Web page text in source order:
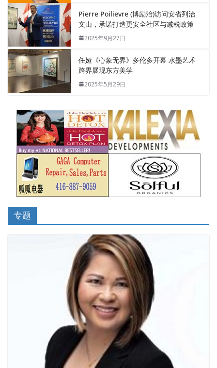
Pierre Poilievre (博励治)访问安省列治
文山，承诺打造更安全社区与减税政策
2025年9月27日
任娅《心象无界》多伦多开幕 水墨艺术
跨界展现东方美学
2025年5月29日
专题